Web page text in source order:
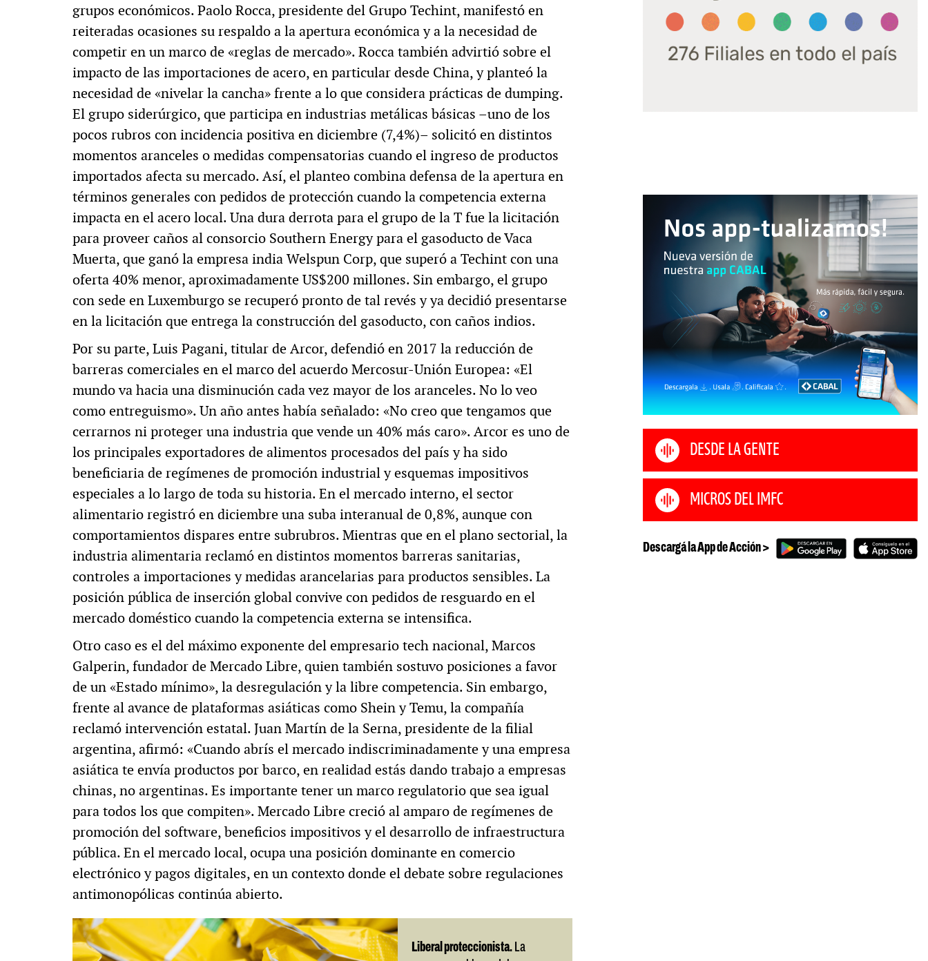
grupos económicos. Paolo Rocca, presidente del Grupo Techint, manifestó en
reiteradas ocasiones su respaldo a la apertura económica y a la necesidad de
competir en un marco de «reglas de mercado». Rocca también advirtió sobre el
impacto de las importaciones de acero, en particular desde China, y planteó la
necesidad de «nivelar la cancha» frente a lo que considera prácticas de dumping.
El grupo siderúrgico, que participa en industrias metálicas básicas –uno de los
pocos rubros con incidencia positiva en diciembre (7,4%)– solicitó en distintos
momentos aranceles o medidas compensatorias cuando el ingreso de productos
importados afecta su mercado. Así, el planteo combina defensa de la apertura en
términos generales con pedidos de protección cuando la competencia externa
impacta en el acero local. Una dura derrota para el grupo de la T fue la licitación
para proveer caños al consorcio Southern Energy para el gasoducto de Vaca
Muerta, que ganó la empresa india Welspun Corp, que superó a Techint con una
oferta 40% menor, aproximadamente US$200 millones. Sin embargo, el grupo
con sede en Luxemburgo se recuperó pronto de tal revés y ya decidió presentarse
en la licitación que entrega la construcción del gasoducto, con caños indios.
Por su parte, Luis Pagani, titular de Arcor, defendió en 2017 la reducción de
barreras comerciales en el marco del acuerdo Mercosur-Unión Europea: «El
mundo va hacia una disminución cada vez mayor de los aranceles. No lo veo
como entreguismo». Un año antes había señalado: «No creo que tengamos que
cerrarnos ni proteger una industria que vende un 40% más caro». Arcor es uno de
los principales exportadores de alimentos procesados del país y ha sido
beneficiaria de regímenes de promoción industrial y esquemas impositivos
especiales a lo largo de toda su historia. En el mercado interno, el sector
alimentario registró en diciembre una suba interanual de 0,8%, aunque con
comportamientos dispares entre subrubros. Mientras que en el plano sectorial, la
industria alimentaria reclamó en distintos momentos barreras sanitarias,
controles a importaciones y medidas arancelarias para productos sensibles. La
posición pública de inserción global convive con pedidos de resguardo en el
mercado doméstico cuando la competencia externa se intensifica.
Otro caso es el del máximo exponente del empresario tech nacional, Marcos
Galperin, fundador de Mercado Libre, quien también sostuvo posiciones a favor
de un «Estado mínimo», la desregulación y la libre competencia. Sin embargo,
frente al avance de plataformas asiáticas como Shein y Temu, la compañía
reclamó intervención estatal. Juan Martín de la Serna, presidente de la filial
argentina, afirmó: «Cuando abrís el mercado indiscriminadamente y una empresa
asiática te envía productos por barco, en realidad estás dando trabajo a empresas
chinas, no argentinas. Es importante tener un marco regulatorio que sea igual
para todos los que compiten». Mercado Libre creció al amparo de regímenes de
promoción del software, beneficios impositivos y el desarrollo de infraestructura
pública. En el mercado local, ocupa una posición dominante en comercio
electrónico y pagos digitales, en un contexto donde el debate sobre regulaciones
antimonopólicas continúa abierto.
Liberal proteccionista.La
DESDE LA GENTE
MICROS DEL IMFC
Descargá la App de Acción >